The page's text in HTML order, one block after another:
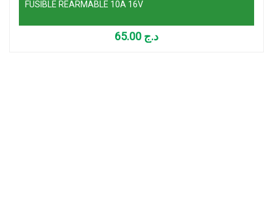
FUSIBLE REARMABLE 10A 16V
د.ج